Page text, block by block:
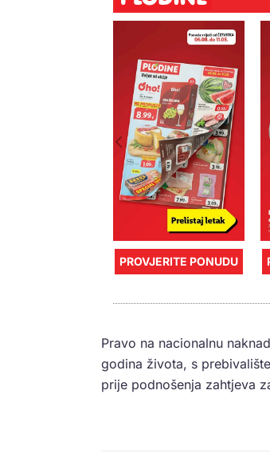
PROVJERITE PONUDU
Pravo na nacionalnu
godina života, s
prije podnošenja zahtjeva